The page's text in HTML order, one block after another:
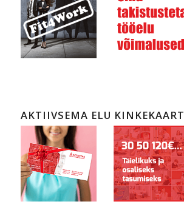
AKTIIVSEMA ELU KINKEKAART